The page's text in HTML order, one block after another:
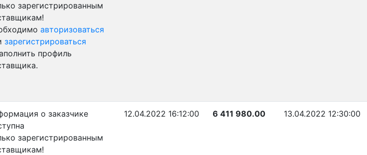
зарегистрированным
авторизоваться
зарегистрироваться
профиль
о заказчике
зарегистрированным
12.04.2022 16:12:00 6 411 980.00 13.04.2022 12:30:00